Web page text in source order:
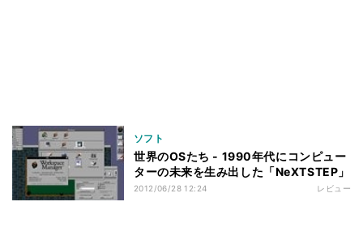
ソフト
世界のOSたち - 1990年代にコンピュー
ターの未来を生み出した「NeXTSTEP」
2012/06/28 12:24 レビュー